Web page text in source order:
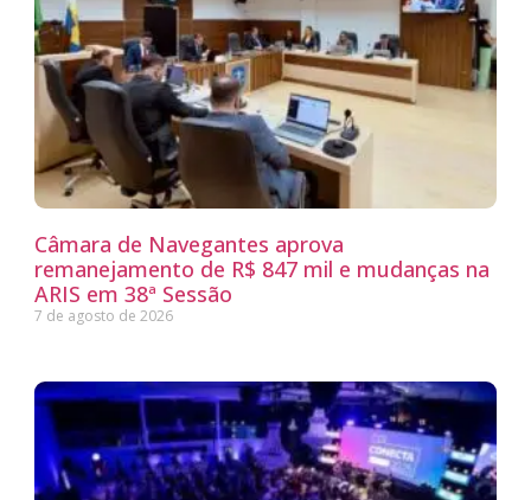
Câmara de Navegantes aprova
remanejamento de R$ 847 mil e mudanças na
ARIS em 38ª Sessão
7 de agosto de 2026